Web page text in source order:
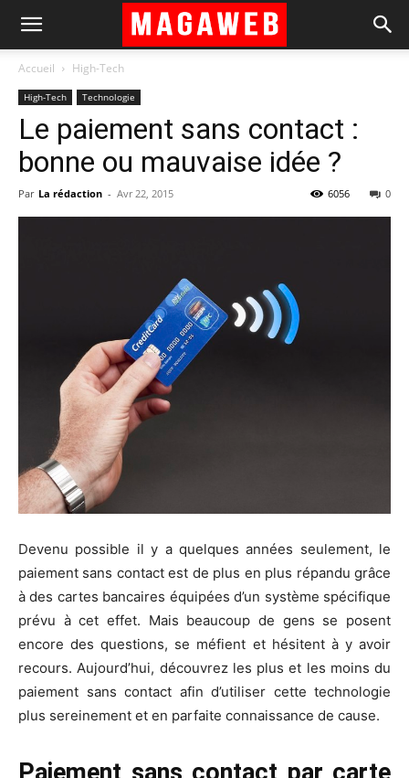
Accueil High-Tech
High-Tech Technologie
Le paiement sans contact :
bonne ou mauvaise idée ?
Par La rédaction - Avr 22, 2015 0
6056
Devenu possible il y a quelques années seulement, le
paiement sans contact est de plus en plus répandu grâce
à des cartes bancaires équipées d’un système spécifique
prévu à cet effet. Mais beaucoup de gens se posent
encore des questions, se méfient et hésitent à y avoir
recours. Aujourd’hui, découvrez les plus et les moins du
paiement sans contact afin d’utiliser cette technologie
plus sereinement et en parfaite connaissance de cause.